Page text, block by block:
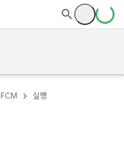
FCM 실행